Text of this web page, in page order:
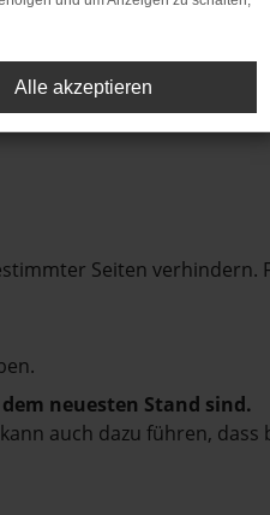
Seiten verhindern.
neuesten Stand sind.
auch dazu führen, dass
Alle akzeptieren